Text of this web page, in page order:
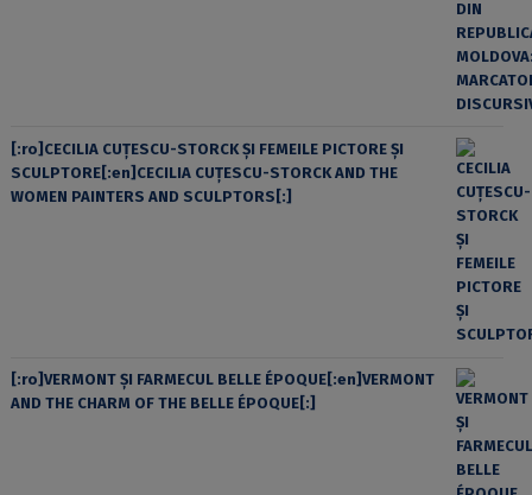
[:ro]CECILIA CUŢESCU-STORCK ŞI FEMEILE PICTORE ŞI
SCULPTORE[:en]CECILIA CUŢESCU-STORCK AND THE
WOMEN PAINTERS AND SCULPTORS[:]
[:ro]VERMONT ȘI FARMECUL BELLE ÉPOQUE[:en]VERMONT
AND THE CHARM OF THE BELLE ÉPOQUE[:]